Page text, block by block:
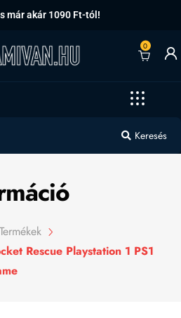
már akár 1090 Ft-tól!
0
Keresés
Termékek
Rescue Playstation 1 PS1